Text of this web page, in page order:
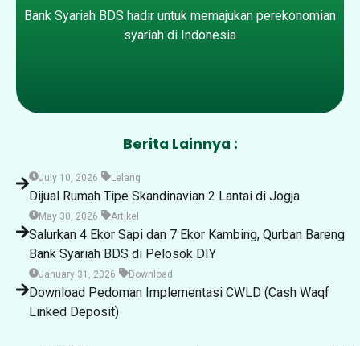
Bank Syariah BDS hadir untuk memajukan perekonomian
syariah di Indonesia
Berita Lainnya :
July 10, 2026 Lelang
Dijual Rumah Tipe Skandinavian 2 Lantai di Jogja
May 30, 2026 Artikel
Salurkan 4 Ekor Sapi dan 7 Ekor Kambing, Qurban Bareng
Bank Syariah BDS di Pelosok DIY
January 31, 2026 Download
Download Pedoman Implementasi CWLD (Cash Waqf
Linked Deposit)